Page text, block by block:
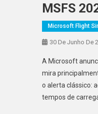
MSFS
Microsoft Flight
30 De Junho De
A Microsoft
mira
o alerta clássico:
tempos de